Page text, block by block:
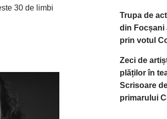
30 de limbi
Trupa de
din Focșani
prin votul
Zeci de
plăților în
Scrisoare
primarului